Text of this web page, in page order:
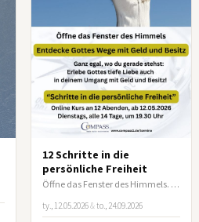
12 Schritte in die
persönliche Freiheit
Öffne das Fenster des Himmels. Entdecke Gottes Wege mit Geld und Besitz!
ty., 12.05.2026&to., 24.09.2026